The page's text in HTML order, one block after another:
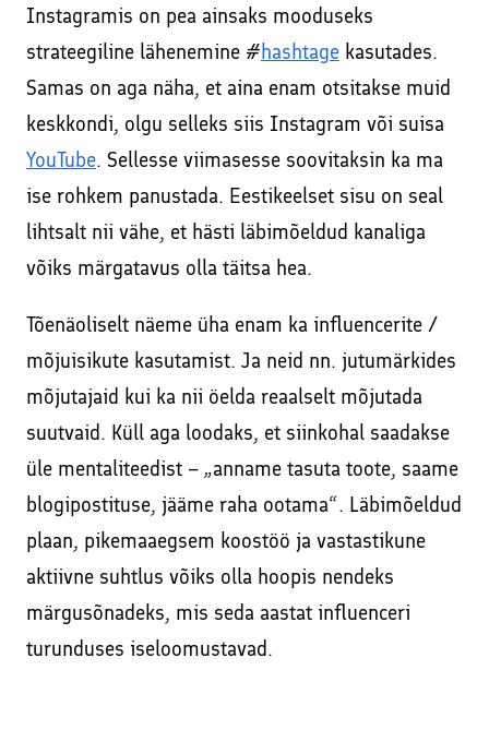
Instagramis on pea ainsaks mooduseks
strateegiline lähenemine #hashtagekasutades.
Samas on aga näha, et aina enam otsitakse muid
keskkondi, olgu selleks siis Instagram või suisa
YouTube. Sellesse viimasesse soovitaksin ka ma
ise rohkem panustada. Eestikeelset sisu on seal
lihtsalt nii vähe, et hästi läbimõeldud kanaliga
võiks märgatavus olla täitsa hea.
Tõenäoliselt näeme üha enam ka influencerite /
mõjuisikute kasutamist. Ja neid nn. jutumärkides
mõjutajaid kui ka nii öelda reaalselt mõjutada
suutvaid. Küll aga loodaks, et siinkohal saadakse
üle mentaliteedist – „anname tasuta toote, saame
blogipostituse, jääme raha ootama“. Läbimõeldud
plaan, pikemaaegsem koostöö ja vastastikune
aktiivne suhtlus võiks olla hoopis nendeks
märgusõnadeks, mis seda aastat influenceri
turunduses iseloomustavad.